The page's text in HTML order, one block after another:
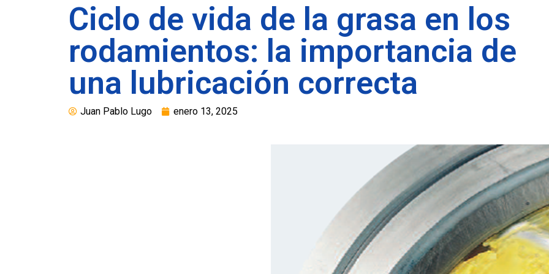
Ciclo de vida de la grasa en los
rodamientos: la importancia de
una lubricación correcta
Juan Pablo Lugo enero 13, 2025